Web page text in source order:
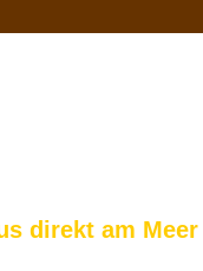
direkt am Meer